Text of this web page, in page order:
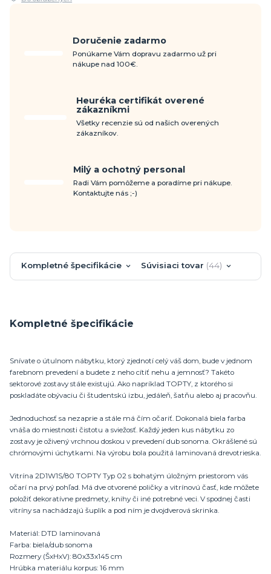
Doručenie zadarmo
Ponúkame Vám dopravu zadarmo už pri
nákupe nad 100€.
Heuréka certifikát overené
zákazníkmi
Všetky recenzie sú od našich overených
zákazníkov.
Milý a ochotný personal
Radi Vám pomôžeme a poradíme pri nákupe.
Kontaktujte nás ;-)
Kompletné špecifikácie Súvisiaci tovar 44
Kompletné špecifikácie
Snívate o útulnom nábytku, ktorý zjednotí celý váš dom, bude v jednom
farebnom prevedení a budete z neho cítiť nehu a jemnosť? Takéto
sektorové zostavy stále existujú. Ako napríklad TOPTY, z ktorého si
poskladáte obývaciu či študentskú izbu, jedáleň, šatňu alebo aj pracovňu.
Jednoduchosť sa nezaprie a stále má čím očariť. Dokonalá biela farba
vnáša do miestnosti čistotu a sviežosť. Každý jeden kus nábytku zo
zostavy je oživený vrchnou doskou v prevedení dub sonoma. Okrášlené sú
chrómovými úchytkami. Na výrobu bola použitá laminovaná drevotrieska.
Vitrína 2D1W1S/80 TOPTY Typ 02 s bohatým úložným priestorom vás
očarí na prvý pohľad. Má dve otvorené poličky a vitrínovú časť, kde môžete
položiť dekoratívne predmety, knihy či iné potrebné veci. V spodnej časti
vitríny sa nachádzajú šuplík a pod ním je dvojdverová skrinka.
Materiál: DTD laminovaná
Farba: biela/dub sonoma
Rozmery (ŠxHxV): 80x33x145 cm
Hrúbka materiálu korpus: 16 mm